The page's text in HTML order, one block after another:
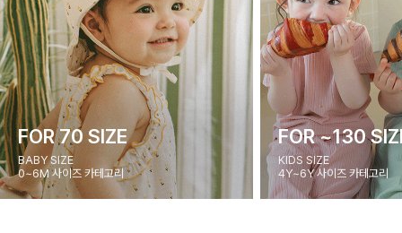
FOR 70 SIZE
BABY SIZE
0~6M 사이즈 카테고리
FOR ~130
KIDS SIZE
4Y~6Y 사이즈 카테고리